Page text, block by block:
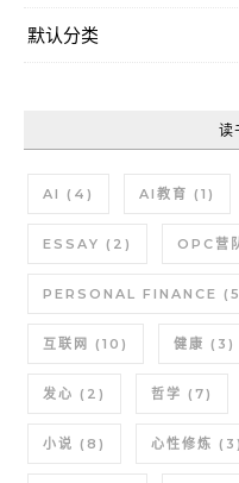
默认分类
读
AI (4) AI教育 (1)
ESSAY (2) OPC营
PERSONAL FINANCE
互联网 (10) 健康 (3)
发心 (2) 哲学 (7)
小说 (8) 心性修炼 (3)